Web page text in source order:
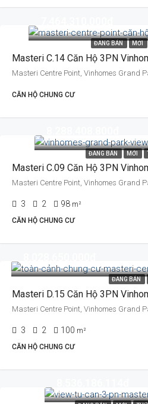
ĐANG BÁN MỚI
Masteri C.14 Căn Hộ 3PN
CĂN HỘ CHUNG CƯ
ĐANG BÁN MỚI
Masteri C.09 Căn Hộ 3PN
3 2 98 m²
CĂN HỘ CHUNG CƯ
ĐANG BÁN
Masteri D.15 Căn Hộ 3PN
3 2 100 m²
CĂN HỘ CHUNG CƯ